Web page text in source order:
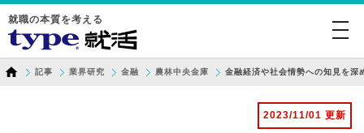
就職の本質を考える
記事 業界研究 金融 農林中央金庫 金融経済や社会情勢への知見を深
2023/11/01 更新